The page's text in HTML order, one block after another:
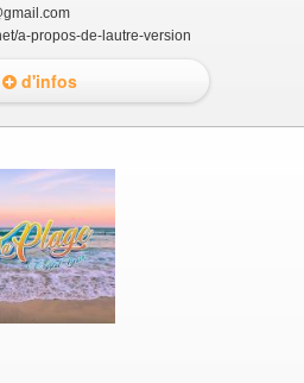
a-propos-de-lautre-version
d'infos